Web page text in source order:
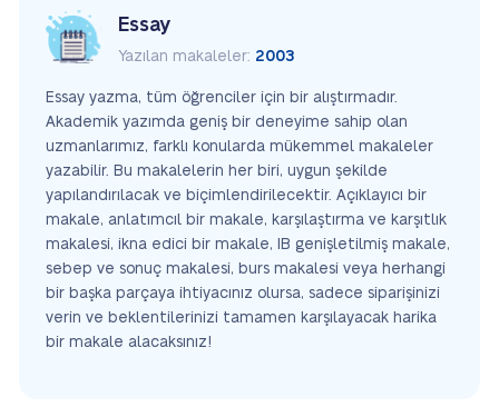
Essay
Yazılan makaleler: 2003
Essay yazma, tüm öğrenciler için bir alıştırmadır.
Akademik yazımda geniş bir deneyime sahip olan
uzmanlarımız, farklı konularda mükemmel makaleler
yazabilir. Bu makalelerin her biri, uygun şekilde
yapılandırılacak ve biçimlendirilecektir. Açıklayıcı bir
makale, anlatımcıl bir makale, karşılaştırma ve karşıtlık
makalesi, ikna edici bir makale, IB genişletilmiş makale,
sebep ve sonuç makalesi, burs makalesi veya herhangi
bir başka parçaya ihtiyacınız olursa, sadece siparişinizi
verin ve beklentilerinizi tamamen karşılayacak harika
bir makale alacaksınız!